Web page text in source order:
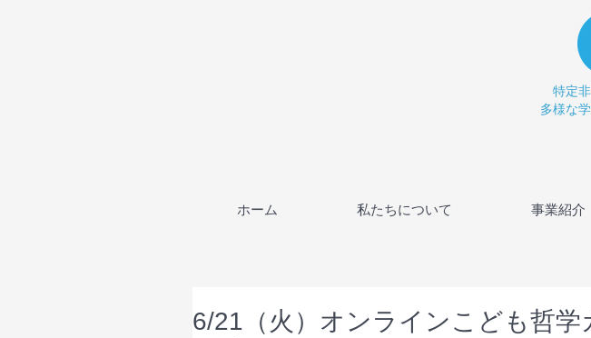
特定
多様な
ホーム 私たちについて 事業紹介
6/21（火）オンラインこども哲学